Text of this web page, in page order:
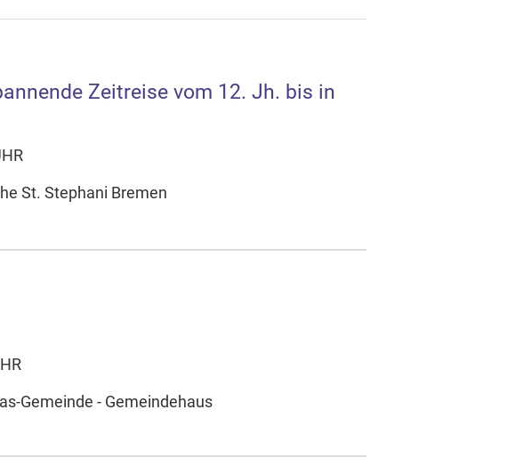
Zeitreise vom 12. Jh. bis in
St. Stephani Bremen
Gemeinde - Gemeindehaus